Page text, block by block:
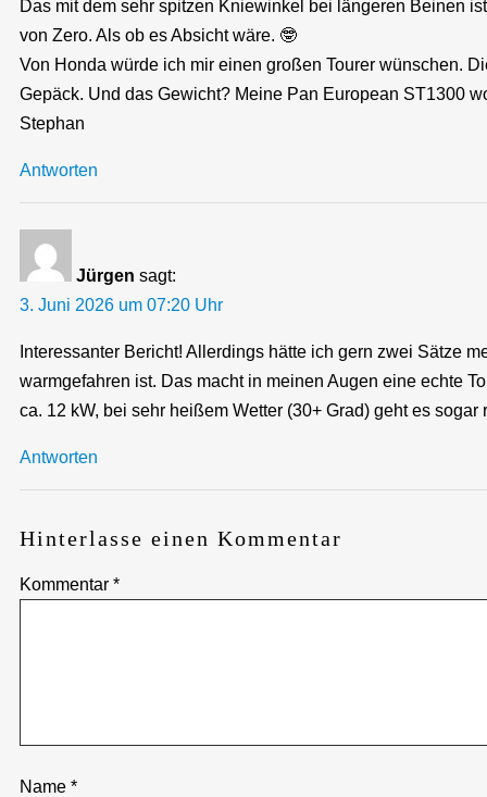
Das mit dem sehr spitzen Kniewinkel bei längeren Beinen
von Zero. Als ob es Absicht wäre. 🤓
Von Honda würde ich mir einen großen Tourer wünschen.
Gepäck. Und das Gewicht? Meine Pan European ST1300
Stephan
Antworten
Jürgen sagt:
3. Juni 2026 um 07:20 Uhr
Interessanter Bericht! Allerdings hätte ich gern zwei Sätze
warmgefahren ist. Das macht in meinen Augen eine echte
ca. 12 kW, bei sehr heißem Wetter (30+ Grad) geht es sogar
Antworten
Hinterlasse einen Kommentar
Kommentar *
Name *